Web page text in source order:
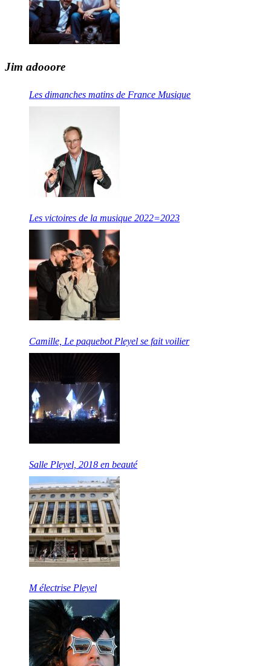
Jim adooore
Les dimanches matins de France Musique
Les victoires de la musique 2022=2023
Camille, Le paquebot Pleyel se fait voilier
Salle Pleyel, 2018 en beauté
M électrise Pleyel